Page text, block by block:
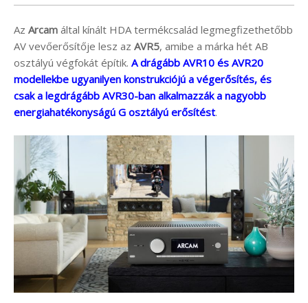
Az Arcam által kínált HDA termékcsalád legmegfizethetőbb
AV vevőerősítője lesz az AVR5, amibe a márka hét AB
osztályú végfokát építik. A drágább AVR10 és AVR20
modellekbe ugyanilyen konstrukciójú a végerősítés, és
csak a legdrágább AVR30-ban alkalmazzák a nagyobb
energiahatékonyságú G osztályú erősítést.